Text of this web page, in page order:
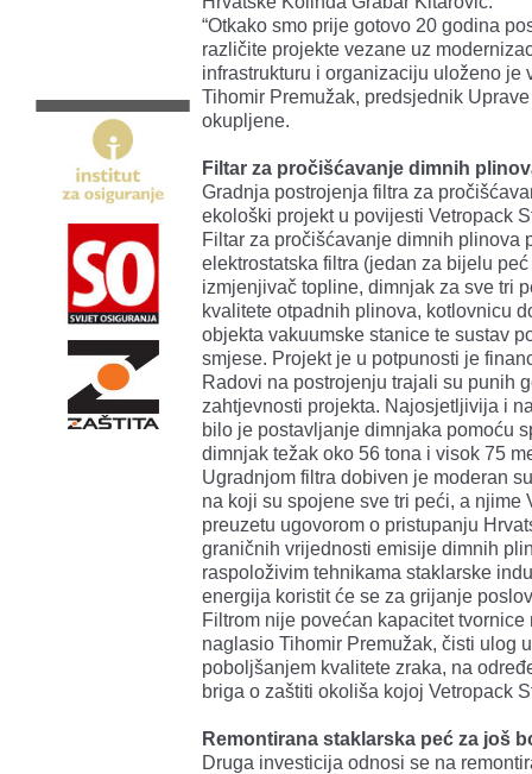
“Otkako smo prije gotovo 20 godina
različite projekte vezane uz
infrastrukturu i organizaciju uloženo je
Tihomir Premužak, predsjednik
okupljene.
Filtar za pročišćavanje dimnih
Gradnja postrojenja filtra za
ekološki projekt u povijesti Vetropack
Filtar za pročišćavanje dimnih plinova
elektrostatska filtra (jedan za bijelu
izmjenjivač topline, dimnjak za sve tri
kvalitete otpadnih plinova, kotlovnicu
objekta vakuumske stanice te sustav
smjese. Projekt je u potpunosti je
Radovi na postrojenju trajali su punih
zahtjevnosti projekta. Najosjetljivija i
bilo je postavljanje dimnjaka pomoću
dimnjak težak oko 56 tona i visok 75
Ugradnjom filtra dobiven je moderan
na koji su spojene sve tri peći, a
preuzetu ugovorom o pristupanju
graničnih vrijednosti emisije dimnih
raspoloživim tehnikama staklarske
energija koristit će se za grijanje
Filtrom nije povećan kapacitet
naglasio Tihomir Premužak, čisti ulog
poboljšanjem kvalitete zraka, na
briga o zaštiti okoliša kojoj Vetropack
Remontirana staklarska peć za još
Druga investicija odnosi se na